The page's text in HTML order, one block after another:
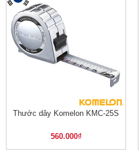
Thước dây Komelon KMC-25S
560.000₫